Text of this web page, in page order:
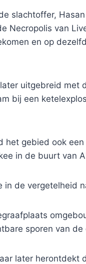
slachtoffer,
Necropolis van
en op
uitgebreid met
bij een
het gebied ook
in de buurt van
in de vergetelheid
sporen van
later herontdekt